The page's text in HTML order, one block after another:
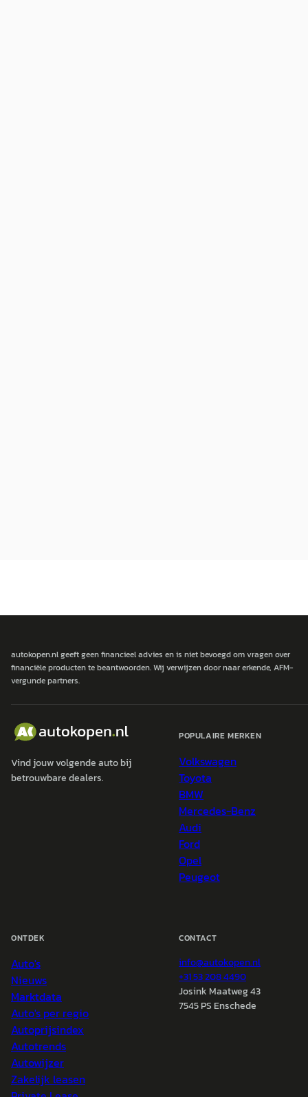
autokopen.nl geeft geen financieel advies en is niet bevoegd om vragen over
financiële producten te beantwoorden. Wij verwijzen door naar erkende, AFM-
vergunde partners.
Vind jouw volgende auto bij
betrouwbare dealers.
POPULAIRE MERKEN
Volkswagen
Toyota
BMW
Mercedes-Benz
Audi
Ford
Opel
Peugeot
ONTDEK
Auto's
Nieuws
Marktdata
Auto's per regio
Autoprijsindex
Autotrends
Autowijzer
Zakelijk leasen
CONTACT
info@autokopen.nl
+31 53 208 4490
Josink Maatweg 43
7545 PS Enschede